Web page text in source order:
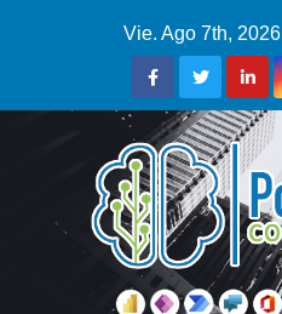
Vie. Ago 7th, 2026